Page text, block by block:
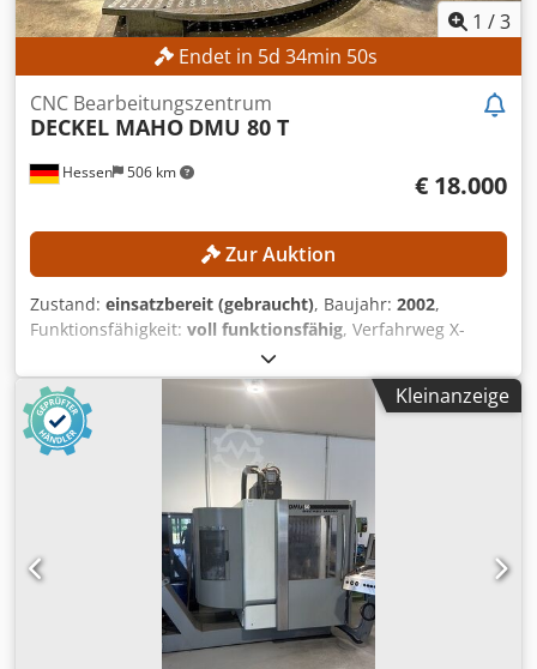
1 /3
Endet in 5d 34min 48s
Hessen 506 km
CNC Bearbeitungszentrum
DECKEL MAHO DMU 80 T
€ 18.000
Zur Auktion
Zustand: einsatzbereit (gebraucht), Baujahr: 2002,
Funktionsfähigkeit: voll funktionsfähig, Verfahrweg X-
, Verfahrweg Y-Achse:
Z-Achse:630 mm, Steuerungsmodell:Heidenhain iTNC
530, Spindeldrehzahl (max.):12.000 U/min
, Kein
Mindestpreis - garantierter Verkauf zum höchsten Gebot!
Die Spindel wurde am 14.11.2018 gewechselt. TECHNISCHE
DETAILS Verfahrweg X-Achse: 880 mm Verfahrweg Y-Achse:
630 mm Verfahrweg Z-Achse: 630 mm Spindeldrehzahl:
12.000 U/min Gesteuerte B-Achse: −15° bis +90°
Werkzeugaufnahme: SK 40 Anzahl Plätze
Werkzeugmagazin: 32 MASCHINEN-DETAILS Steuerung:
Heidenhain iTNC 530 Crodpfxjzpw Iue Amuof
Spindelstunden: 50.033 h AUSSTATTUNG
Kühlmitteleinrichtung
Kleinanzeige